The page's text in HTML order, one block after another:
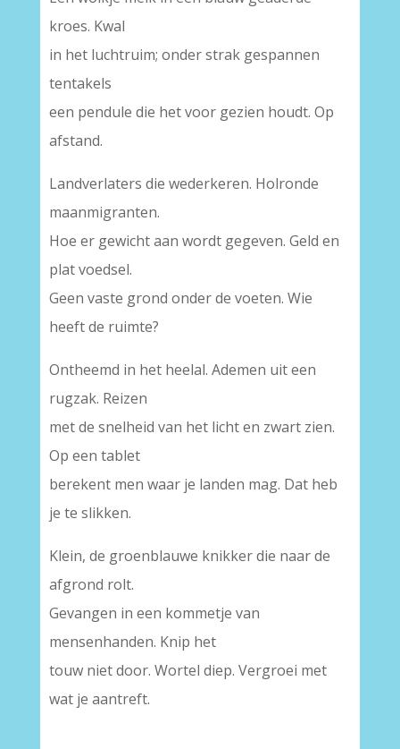
kroes. Kwal
in het luchtruim; onder strak gespannen
tentakels
een pendule die het voor gezien houdt. Op
afstand.
Landverlaters die wederkeren. Holronde
maanmigranten.
Hoe er gewicht aan wordt gegeven. Geld en
plat voedsel.
Geen vaste grond onder de voeten. Wie
heeft de ruimte?
Ontheemd in het heelal. Ademen uit een
rugzak. Reizen
met de snelheid van het licht en zwart zien.
Op een tablet
berekent men waar je landen mag. Dat heb
je te slikken.
Klein, de groenblauwe knikker die naar de
afgrond rolt.
Gevangen in een kommetje van
mensenhanden. Knip het
touw niet door. Wortel diep. Vergroei met
wat je aantreft.